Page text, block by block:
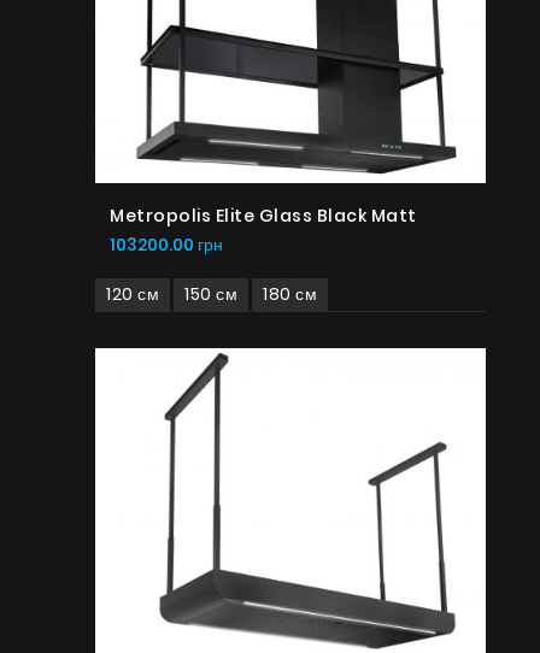
Metropolis Elite Glass Black Matt
103200.00 грн
120 см 150 см 180 см